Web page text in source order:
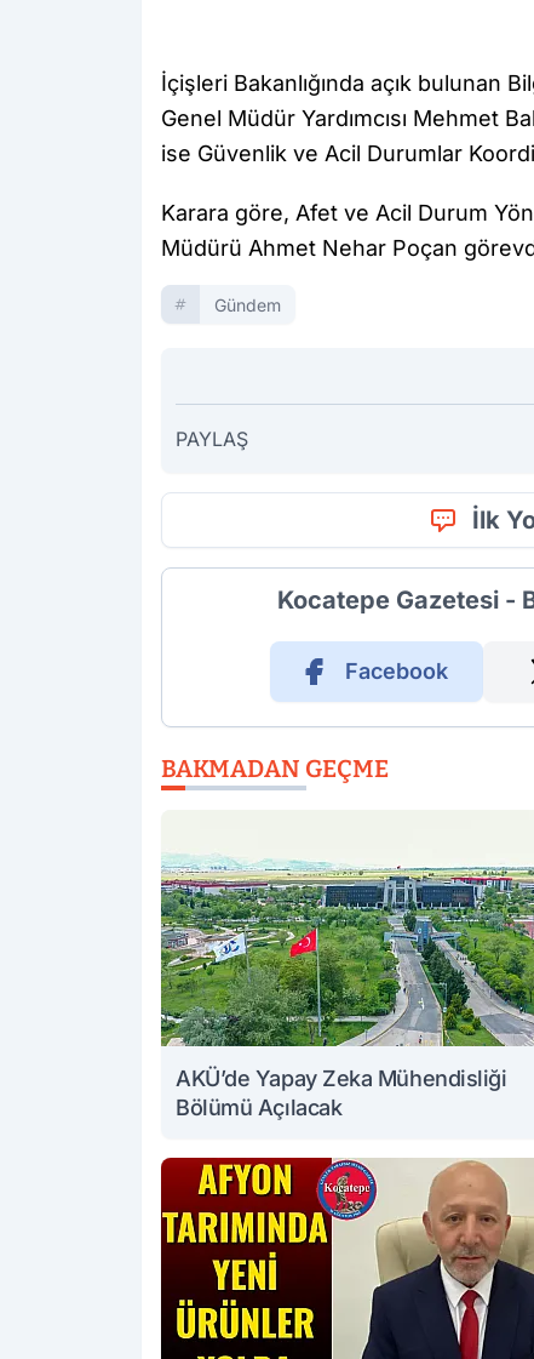
İçişleri Bakanlığında açık bulunan
Genel Müdür Yardımcısı Mehmet
ise Güvenlik ve Acil Durumlar
Karara göre, Afet ve Acil Durum
Müdürü Ahmet Nehar Poçan
Gündem
PAYLAŞ
İlk
Kocatepe Gazetesi -
Facebook
BAKMADAN GEÇME
AKÜ’de Yapay Zeka Mühendisliği
Bölümü Açılacak